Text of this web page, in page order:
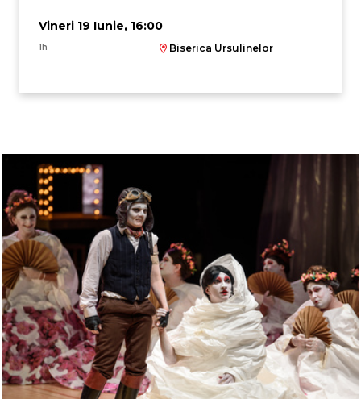
Vineri 19 Iunie, 16:00
1h Biserica Ursulinelor